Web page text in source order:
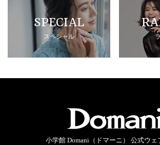
SPECIAL
スペシャル
小学館 Domani（ドマーニ） 公式ウェ